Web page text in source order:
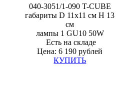
040-3051/1-090 T-CUBE
габариты D 11x11 см H 13
см
лампы 1 GU10 50W
Есть на складе
Цена: 6 190 рублей
КУПИТЬ